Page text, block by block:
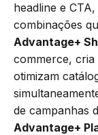
headline e
combinações
Advantage+
commerce, cria
otimizam
de campanhas
Advantage+